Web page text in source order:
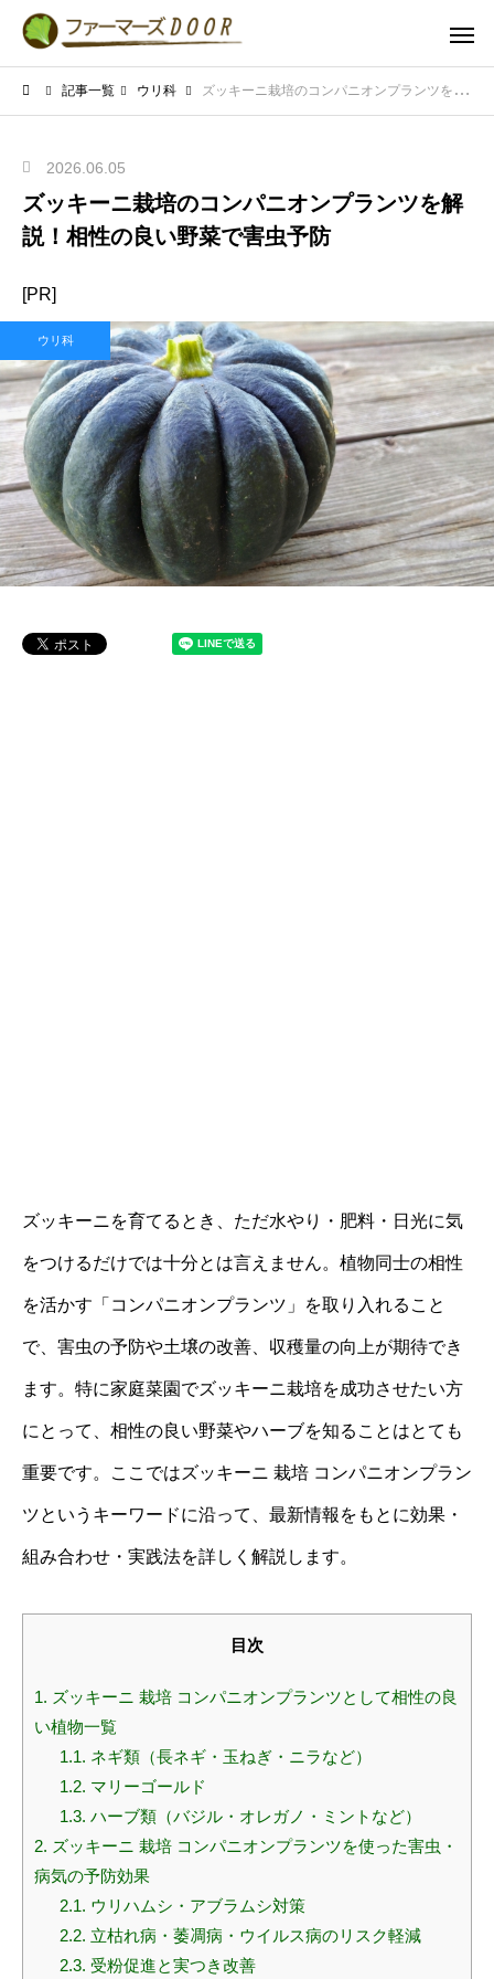
記事一覧 ウリ科 ズッキーニ栽培のコンパニオンプランツを解説！相性の良い野菜で害虫予防
2026.06.05
ズッキーニ栽培のコンパニオンプランツを解
説！相性の良い野菜で害虫予防
[PR]
ウリ科
ズッキーニを育てるとき、ただ水やり・肥料・日光に気
をつけるだけでは十分とは言えません。植物同士の相性
を活かす「コンパニオンプランツ」を取り入れること
で、害虫の予防や土壌の改善、収穫量の向上が期待でき
ます。特に家庭菜園でズッキーニ栽培を成功させたい方
にとって、相性の良い野菜やハーブを知ることはとても
重要です。ここではズッキーニ 栽培 コンパニオンプラン
ツというキーワードに沿って、最新情報をもとに効果・
組み合わせ・実践法を詳しく解説します。
目次
1. ズッキーニ 栽培 コンパニオンプランツとして相性の良
い植物一覧
1.1. ネギ類（長ネギ・玉ねぎ・ニラなど）
1.2. マリーゴールド
1.3. ハーブ類（バジル・オレガノ・ミントなど）
2. ズッキーニ 栽培 コンパニオンプランツを使った害虫・
病気の予防効果
2.1. ウリハムシ・アブラムシ対策
2.2. 立枯れ病・萎凋病・ウイルス病のリスク軽減
2.3. 受粉促進と実つき改善